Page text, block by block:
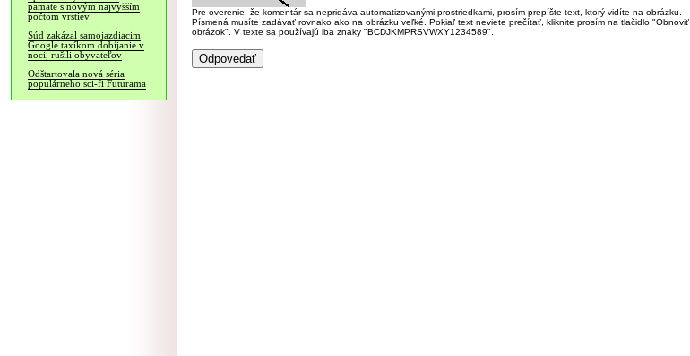
pamäte s novým najvyšším
počtom vrstiev
Súd zakázal samojazdiacim
Google taxíkom dobíjanie v
noci, rušili obyvateľov
Odštartovala nová séria
populárneho sci-fi Futurama
Pre overenie, že komentár sa nepridáva automatizovanými prostriedkami, prosím prepíšte text, ktorý vidíte na obrázku.
Písmená musíte zadávať rovnako ako na obrázku veľké. Pokiaľ text neviete prečítať, kliknite prosím na tlačidlo "Obnoviť
obrázok". V texte sa používajú iba znaky "BCDJKMPRSVWXY1234589".